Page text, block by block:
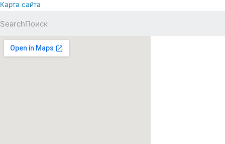
Карта сайта
Search